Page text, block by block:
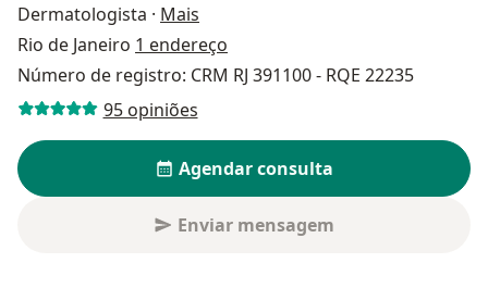
Dermatologista · Mais
Rio de Janeiro 1 endereço
Número de registro: CRM RJ 391100 - RQE 22235
95 opiniões
Agendar consulta
Enviar mensagem